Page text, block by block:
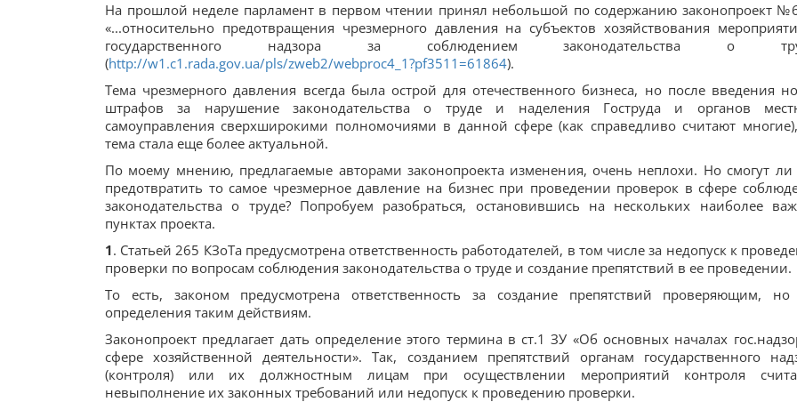
На прошлой неделе парламент в первом чтении принял небольшой по содержанию законопроект
«...относительно предотвращения чрезмерного давления на субъектов хозяйствования
государственного надзора за соблюдением законодательства о
(http://w1.c1.rada.gov.ua/pls/zweb2/webproc4_1?pf3511=61864).
Тема чрезмерного давления всегда была острой для отечественного бизнеса, но после введения
штрафов за нарушение законодательства о труде и наделения Гоструда и органов
самоуправления сверхширокими полномочиями в данной сфере (как справедливо считают
тема стала еще более актуальной.
По моему мнению, предлагаемые авторами законопроекта изменения, очень неплохи. Но смогут
предотвратить то самое чрезмерное давление на бизнес при проведении проверок в сфере
законодательства о труде? Попробуем разобраться, остановившись на нескольких наиболее
пунктах проекта.
1. Статьей 265 КЗоТа предусмотрена ответственность работодателей, в том числе за недопуск к
проверки по вопросам соблюдения законодательства о труде и создание препятствий в ее проведении.
То есть, законом предусмотрена ответственность за создание препятствий проверяющим,
определения таким действиям.
Законопроект предлагает дать определение этого термина в ст.1 ЗУ «Об основных началах
сфере хозяйственной деятельности». Так, созданием препятствий органам государственного
(контроля) или их должностным лицам при осуществлении мероприятий контроля
невыполнение их законных требований или недопуск к проведению проверки.